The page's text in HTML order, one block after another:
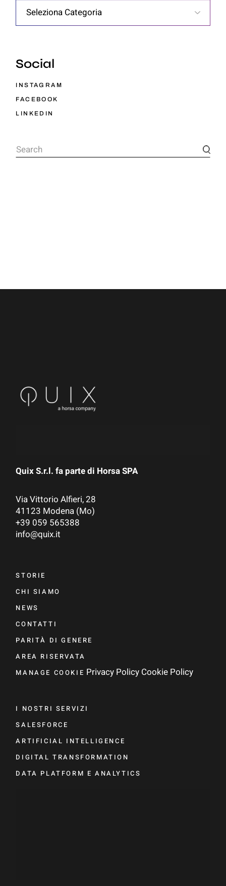
Social
INSTAGRAM
FACEBOOK
LINKEDIN
Search
Quix S.r.l. fa parte di Horsa SPA
Via Vittorio Alfieri, 28
41123 Modena (Mo)
+39 059 565388
info@quix.it
STORIE
CHI SIAMO
NEWS
CONTATTI
PARITÀ DI GENERE
AREA RISERVATA
MANAGE COOKIE Privacy Policy Cookie Policy
I NOSTRI SERVIZI
SALESFORCE
ARTIFICIAL INTELLIGENCE
DIGITAL TRANSFORMATION
DATA PLATFORM E ANALYTICS